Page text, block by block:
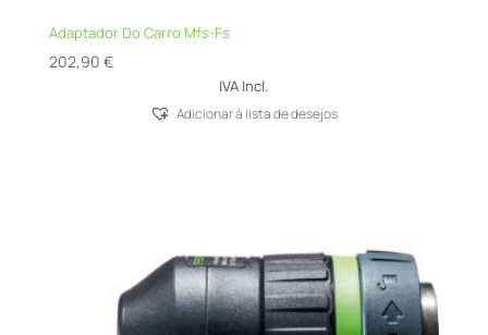
Adaptador Do Carro Mfs-Fs
202,90 €
IVA Incl.
Adicionar á lista de desejos